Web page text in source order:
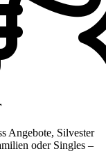
Angebote, Silvester
oder Singles –